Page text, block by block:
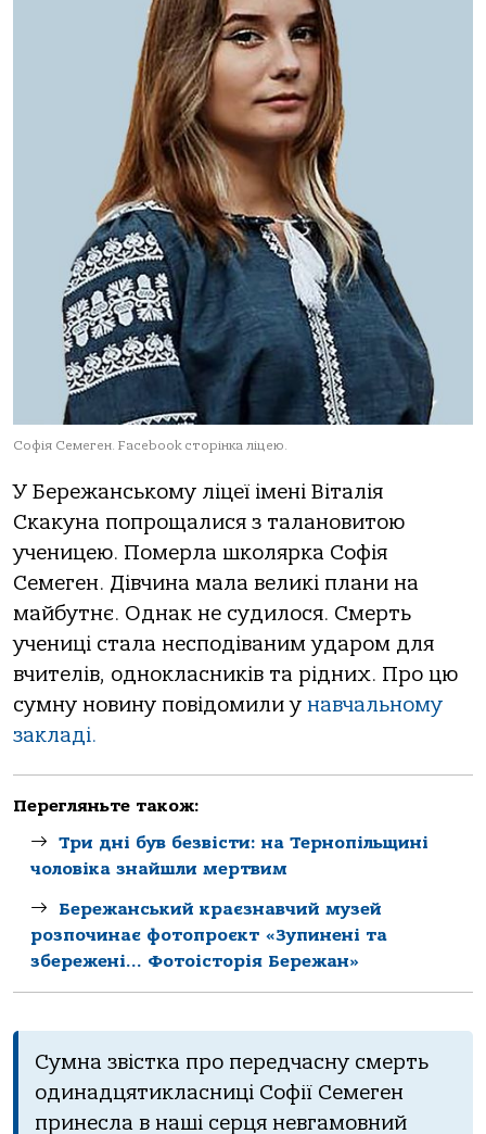
Софія Семеген. Facebook сторінка ліцею.
У Бережанському ліцеї імені Віталія
Скакуна попрощалися з талановитою
ученицею. Померла школярка Софія
Семеген. Дівчина мала великі плани на
майбутнє. Однак не судилося. Смерть
учениці стала несподіваним ударом для
вчителів, однокласників та рідних. Про цю
сумну новину повідомили у навчальному
закладі.
Перегляньте також:
Три дні був безвісти: на Тернопільщині
чоловіка знайшли мертвим
Бережанський краєзнавчий музей
розпочинає фотопроєкт «Зупинені та
збережені… Фотоісторія Бережан»
Сумна звістка про передчасну смерть
одинадцятикласниці Софії Семеген
принесла в наші серця невгамовний